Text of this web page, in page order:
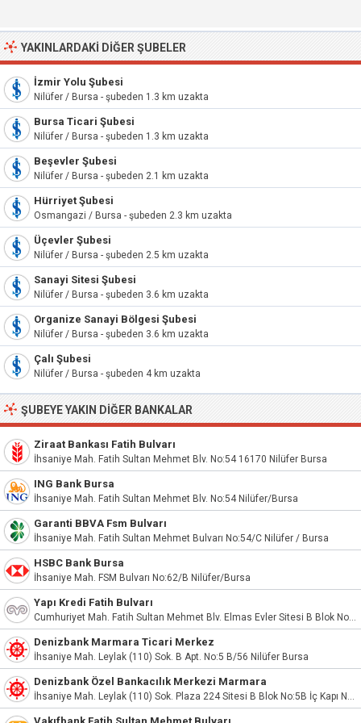
YAKINLARDAKI DIĞER ŞUBELER
İzmir Yolu Şubesi
Nilüfer / Bursa - şubeden 1.3 km uzakta
Bursa Ticari Şubesi
Nilüfer / Bursa - şubeden 1.3 km uzakta
Beşevler Şubesi
Nilüfer / Bursa - şubeden 2.1 km uzakta
Hürriyet Şubesi
Osmangazi / Bursa - şubeden 2.3 km uzakta
Üçevler Şubesi
Nilüfer / Bursa - şubeden 2.5 km uzakta
Sanayi Sitesi Şubesi
Nilüfer / Bursa - şubeden 3.6 km uzakta
Organize Sanayi Bölgesi Şubesi
Nilüfer / Bursa - şubeden 3.6 km uzakta
Çalı Şubesi
Nilüfer / Bursa - şubeden 4 km uzakta
ŞUBEYE YAKIN DIĞER BANKALAR
Ziraat Bankası Fatih Bulvarı
İhsaniye Mah. Fatih Sultan Mehmet Blv. No:54 16170 Nilüfer Bursa
ING Bank Bursa
İhsaniye Mah. Fatih Sultan Mehmet Blv. No:54 Nilüfer/Bursa
Garanti BBVA Fsm Bulvarı
İhsaniye Mah. Fatih Sultan Mehmet Bulvarı No:54/C Nilüfer / Bursa
HSBC Bank Bursa
İhsaniye Mah. FSM Bulvarı No:62/B Nilüfer/Bursa
Yapı Kredi Fatih Bulvarı
Cumhuriyet Mah. Fatih Sultan Mehmet Blv. Elmas Evler Sitesi B Blok No:61A Nilüfer / Bursa
Denizbank Marmara Ticari Merkez
İhsaniye Mah. Leylak (110) Sok. B Apt. No:5 B/56 Nilüfer Bursa
Denizbank Özel Bankacılık Merkezi Marmara
İhsaniye Mah. Leylak (110) Sok. Plaza 224 Sitesi B Blok No:5B İç Kapı No:5